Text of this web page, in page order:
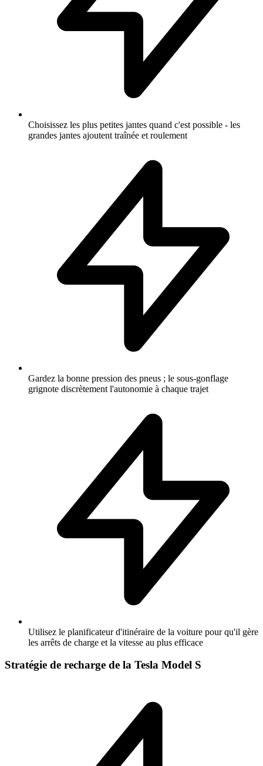
Choisissez les plus petites jantes quand c'est possible - les
grandes jantes ajoutent traînée et roulement
Gardez la bonne pression des pneus ; le sous-gonflage
grignote discrètement l'autonomie à chaque trajet
Utilisez le planificateur d'itinéraire de la voiture pour qu'il gère
les arrêts de charge et la vitesse au plus efficace
Stratégie de recharge de la Tesla Model S